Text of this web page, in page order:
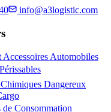
info@a3logistic.com
Accessoires Automobiles
Dangereux
de Consommation